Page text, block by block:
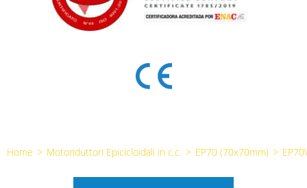
Home > Motoriduttori Epicicloidali in c.c. > EP70 (70x70mm) >